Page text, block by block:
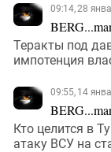
09:14, 28
Теракты под
импотенция
09:55, 14
Кто целится в
атаку ВСУ на